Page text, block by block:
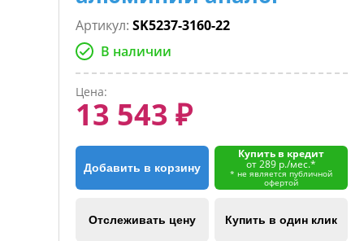
Артикул: SK5237-3160-22
В наличии
Цена:
13 543 ₽
Добавить в корзину
Купить в кредит
от 289 р./мес.*
* не является публичной
офертой
Отслеживать цену Купить в один клик